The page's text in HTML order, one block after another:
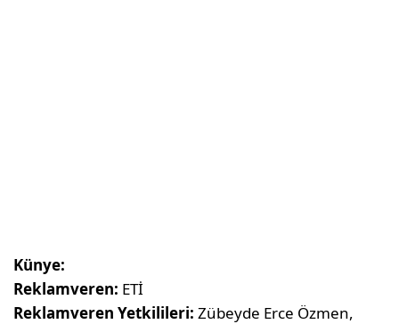
Künye:
Reklamveren: ETİ
Reklamveren Yetkilileri:Zübeyde Erce Özmen,